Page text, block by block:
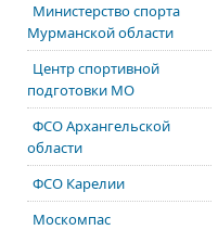
Министерство спорта
Мурманской области
Центр спортивной
подготовки МО
ФСО Архангельской
области
ФСО Карелии
Москомпас